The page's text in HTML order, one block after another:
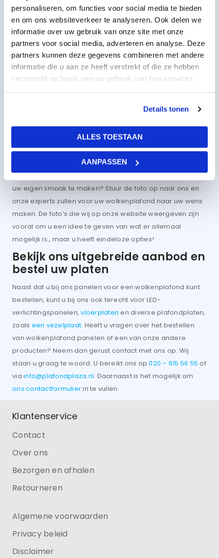
personaliseren, om functies voor social media te bieden
en om ons websiteverkeer te analyseren. Ook delen we
informatie over uw gebruik van onze site met onze
partners voor social media, adverteren en analyse. Deze
partners kunnen deze gegevens combineren met andere
informatie die u aan ze heeft verstrekt of die ze hebben
verzameld op basis van uw gebruik van hun services.
Details tonen
ALLES TOESTAAN
AANPASSEN
LED-verlichtingspanelen voor een
goede verlichting van het
wolkenplafond
Om de wolkenplafond panelen goed te verlichten, zijn de
LED-verlichtingspanelen
noodzakelijk. Wij hebben
LED-verlichtingspanelen met 5.000 kelvin en 6.000 kelvin
verlichting. Dit zorgt voor de optimale beleving en sfeer in
Ontwerp op maat
Heeft u een foto in gedachten om uw ruime helemaal naar
uw eigen smaak te maken? Stuur de foto op naar ons en
onze experts zullen voor uw wolkenplafond naar uw wens
maken. De foto’s die wij op onze website weergeven zijn
vooral om u een idee te geven van wat er allemaal
mogelijk is., maar u heeft eindeloze opties!
Bekijk ons uitgebreide aanbod en
bestel uw platen
Naast dat u bij ons panelen voor een wolkenplafond kunt
bestellen, kunt u bij ons ook terecht voor LED-
verlichtingspanelen,vloerplaten en diverse plafondplaten,
zoals een vezelplaat. Heeft u vragen over het bestellen
van wolkenplafond panelen of een van onze andere
producten? Neem dan gerust contact met ons op. Wij
staan u graag te woord. U bereikt ons op020 – 615 56 55 of
via info@plafondplaza.nl. Daarnaast is het mogelijk om
ons contactformulierin te vullen.
Klantenservice
Contact
Over ons
Bezorgen en afhalen
Retourneren
Algemene voorwaarden
Privacy beleid
Disclaimer